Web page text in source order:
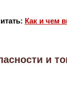
Как и чем
и